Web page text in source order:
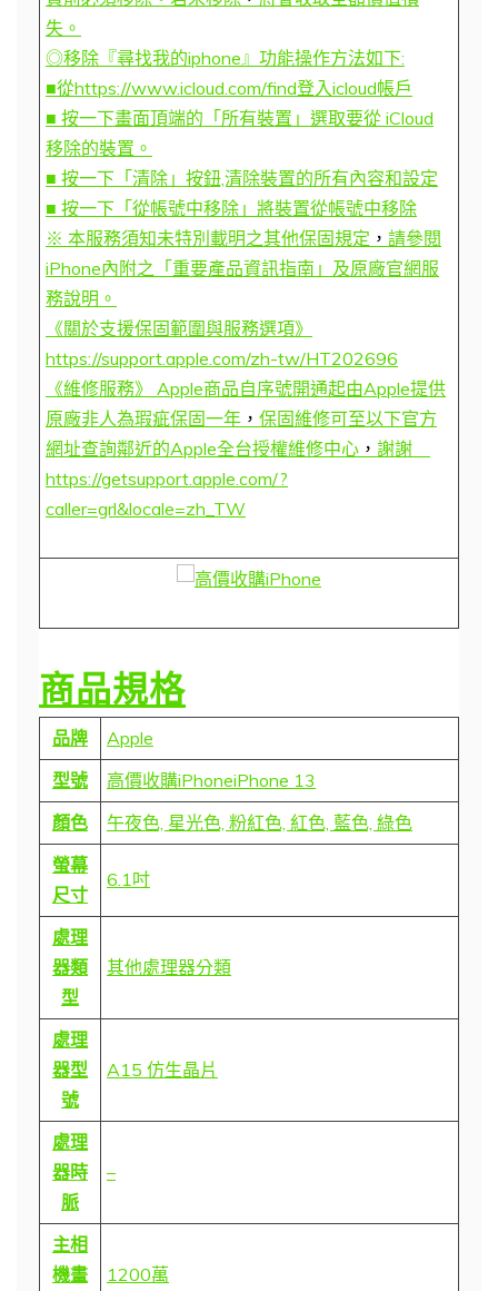
失。
◎移除『尋找我的iphone』功能操作方法如下:
■從https://www.icloud.com/find登入icloud帳戶
■ 按一下畫面頂端的「所有裝置」選取要從 iCloud
移除的裝置。
■ 按一下「清除」按鈕,清除裝置的所有內容和設定
■ 按一下「從帳號中移除」將裝置從帳號中移除
※ 本服務須知未特別載明之其他保固規定 ， 請參閱
iPhone內附之「重要產品資訊指南」及原廠官網服
務說明。
《關於支援保固範圍與服務選項》
https://support.apple.com/zh-tw/HT202696
《維修服務》 Apple商品自序號開通起由Apple提供
原廠非人為瑕疵保固一年 ， 保固維修可至以下官方
網址查詢鄰近的Apple全台授權維修中心 ， 謝謝
https://getsupport.apple.com/?
caller=grl&locale=zh_TW
商品規格
品牌
Apple
型號
高價收購iPhoneiPhone 13
顏色
午夜色, 星光色, 粉紅色, 紅色, 藍色, 綠色
螢幕
尺寸
6.1吋
處理
器類
型
其他處理器分類
處理
器型
號
A15 仿生晶片
處理
器時
脈
–
主相
機畫
1200萬